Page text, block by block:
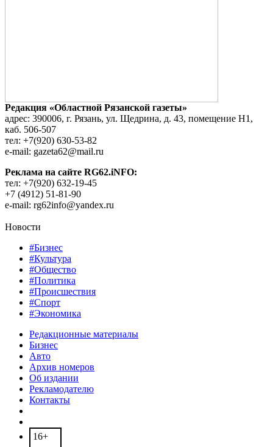
Редакция «Областной Рязанской газеты»
адрес: 390006, г. Рязань, ул. Щедрина, д. 43, помещение Н1,
каб. 506-507
тел: +7(920) 630-53-82
e-mail: gazeta62@mail.ru
Реклама на сайте RG62.iNFO:
тел: +7(920) 632-19-45
+7 (4912) 51-81-90
e-mail: rg62info@yandex.ru
Новости
#Бизнес
#Культура
#Общество
#Политика
#Происшествия
#Спорт
#Экономика
Редакционные материалы
Бизнес
Авто
Архив номеров
Об издании
Рекламодателю
Контакты
16+